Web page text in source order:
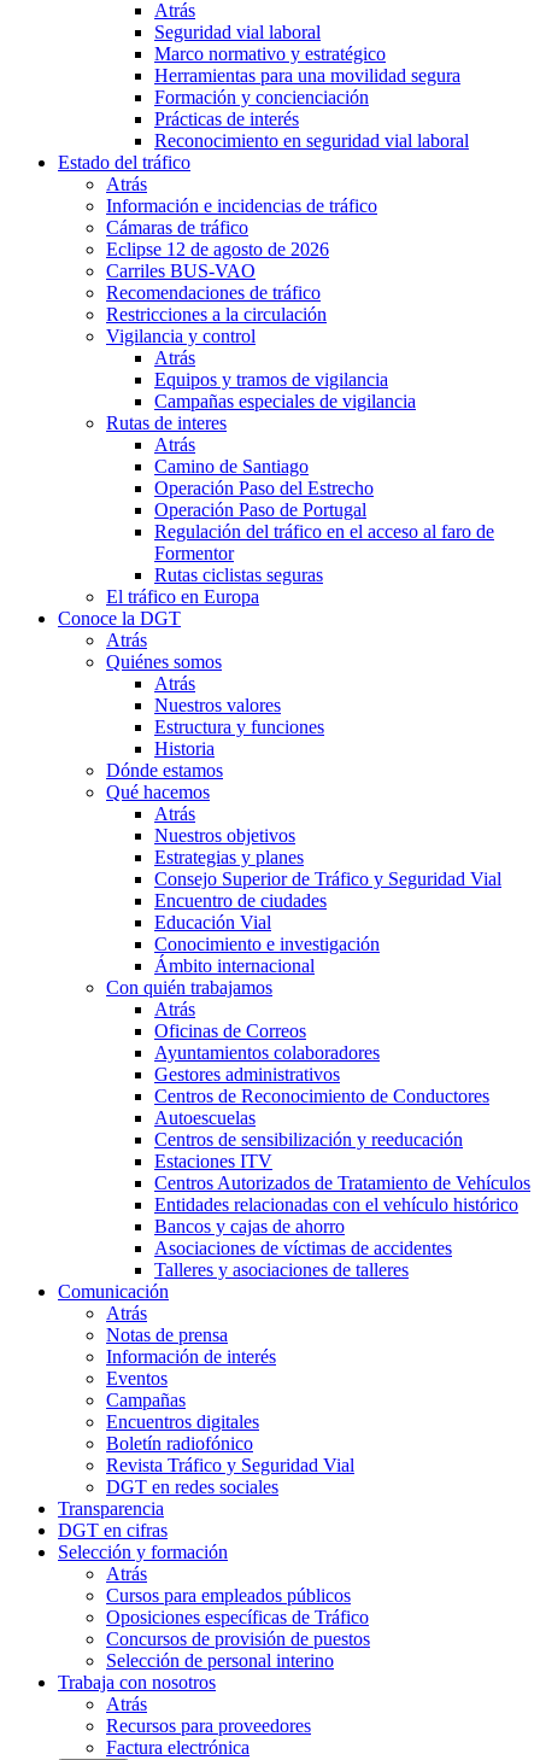
Atrás
Seguridad vial laboral
Marco normativo y estratégico
Herramientas para una movilidad segura
Formación y concienciación
Prácticas de interés
Reconocimiento en seguridad vial laboral
Estado del tráfico
Atrás
Información e incidencias de tráfico
Cámaras de tráfico
Eclipse 12 de agosto de 2026
Carriles BUS-VAO
Recomendaciones de tráfico
Restricciones a la circulación
Vigilancia y control
Atrás
Equipos y tramos de vigilancia
Campañas especiales de vigilancia
Rutas de interes
Atrás
Camino de Santiago
Operación Paso del Estrecho
Operación Paso de Portugal
Regulación del tráfico en el acceso al faro de
Formentor
Rutas ciclistas seguras
El tráfico en Europa
Conoce la DGT
Atrás
Quiénes somos
Atrás
Nuestros valores
Estructura y funciones
Historia
Dónde estamos
Qué hacemos
Atrás
Nuestros objetivos
Estrategias y planes
Consejo Superior de Tráfico y Seguridad Vial
Encuentro de ciudades
Educación Vial
Conocimiento e investigación
Ámbito internacional
Con quién trabajamos
Atrás
Oficinas de Correos
Ayuntamientos colaboradores
Gestores administrativos
Centros de Reconocimiento de Conductores
Autoescuelas
Centros de sensibilización y reeducación
Estaciones ITV
Centros Autorizados de Tratamiento de Vehículos
Entidades relacionadas con el vehículo histórico
Bancos y cajas de ahorro
Asociaciones de víctimas de accidentes
Talleres y asociaciones de talleres
Comunicación
Atrás
Notas de prensa
Información de interés
Eventos
Campañas
Encuentros digitales
Boletín radiofónico
Revista Tráfico y Seguridad Vial
DGT en redes sociales
Transparencia
DGT en cifras
Selección y formación
Atrás
Cursos para empleados públicos
Oposiciones específicas de Tráfico
Concursos de provisión de puestos
Selección de personal interino
Trabaja con nosotros
Atrás
Recursos para proveedores
Factura electrónica